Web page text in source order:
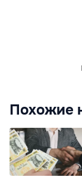
Похожие